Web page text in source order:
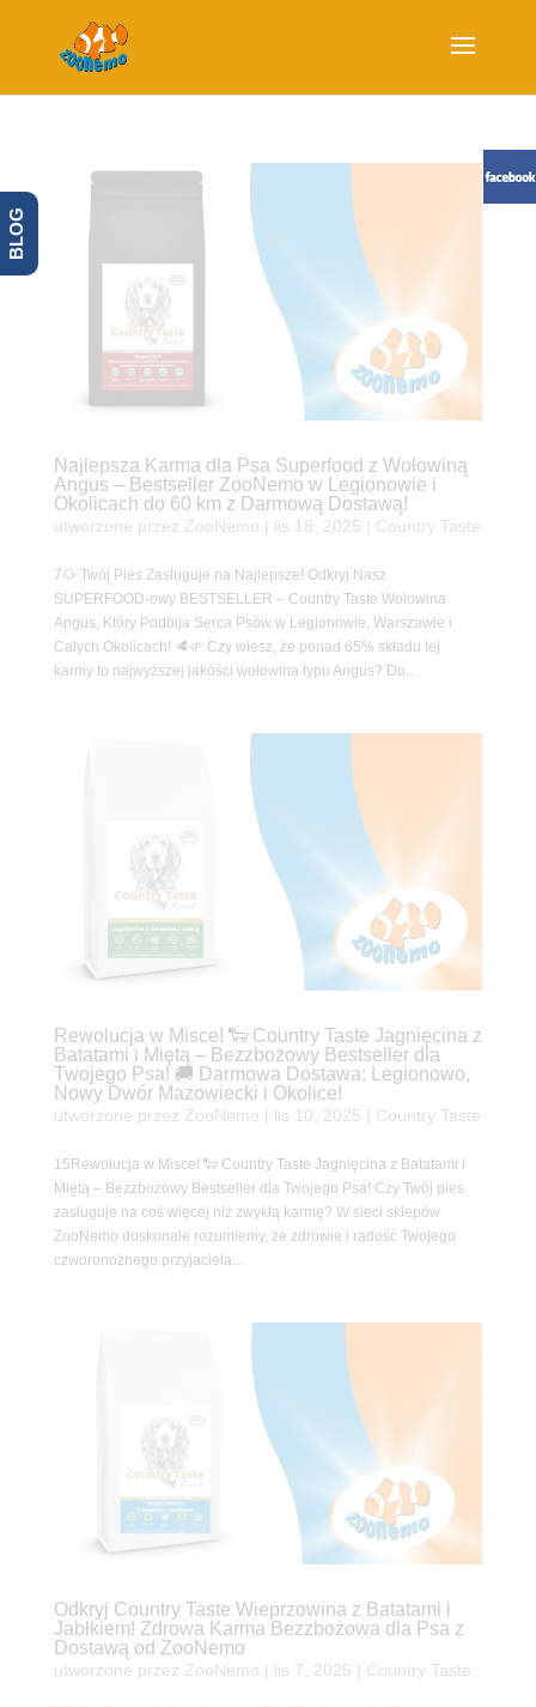
Najlepsza Karma dla Psa Superfood z Wołowiną
Angus – Bestseller ZooNemo w Legionowie i
Okolicach do 60 km z Darmową Dostawą!
utworzone przez ZooNemo lis 18, 2025 Country Taste
7🐶 Twój Pies Zasługuje na Najlepsze! Odkryj Nasz
SUPERFOOD-owy BESTSELLER – Country Taste Wołowina
Angus, Który Podbija Serca Psów w Legionowie, Warszawie i
Całych Okolicach! 🥩🌱 Czy wiesz, że ponad 65% składu tej
karmy to najwyższej jakości wołowina typu Angus? Do...
Rewolucja w Misce! 🐑 Country Taste Jagnięcina z
Batatami i Miętą – Bezzbożowy Bestseller dla
Twojego Psa! 🚚 Darmowa Dostawa: Legionowo,
Nowy Dwór Mazowiecki i Okolice!
utworzone przez ZooNemo lis 10, 2025 Country Taste
15Rewolucja w Misce! 🐑 Country Taste Jagnięcina z Batatami i
Miętą – Bezzbożowy Bestseller dla Twojego Psa! Czy Twój pies
zasługuje na coś więcej niż zwykłą karmę? W sieci sklepów
ZooNemo doskonale rozumiemy, że zdrowie i radość Twojego
czworonożnego przyjaciela...
Odkryj Country Taste Wieprzowina z Batatami i
Jabłkiem! Zdrowa Karma Bezzbożowa dla Psa z
Dostawą od ZooNemo
utworzone przez ZooNemo lis 7, 2025 Country Taste
BLOG